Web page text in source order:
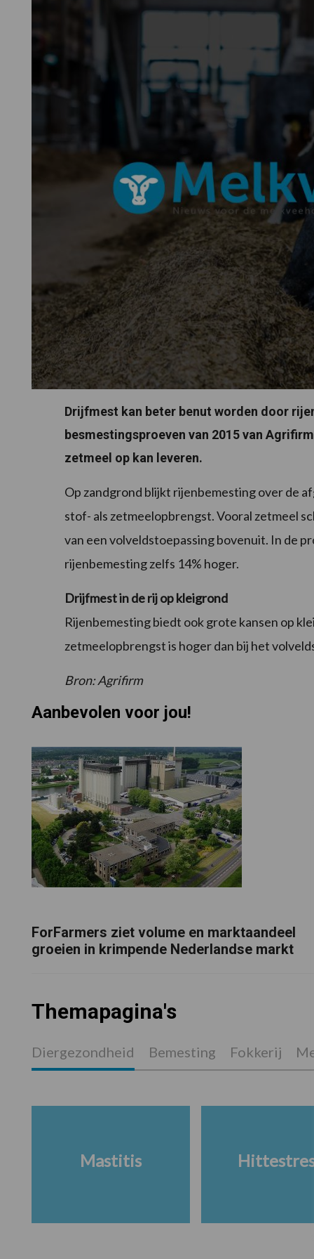
Drijfmest kan beter benut worden door
besmestingsproeven van 2015 van
zetmeel op kan leveren.
Op zandgrond blijkt rijenbemesting over de
stof- als zetmeelopbrengst. Vooral zetmeel
van een volveldstoepassing bovenuit. In de
rijenbemesting zelfs 14% hoger.
Drijfmest in de rij op kleigrond
Rijenbemesting biedt ook grote kansen op
zetmeelopbrengst is hoger dan bij het
Bron: Agrifirm
Aanbevolen voor jou!
ForFarmers ziet volume en marktaandeel
groeien in krimpende Nederlandse markt
Themapagina's
Diergezondheid Bemesting Fokkerij
Mastitis